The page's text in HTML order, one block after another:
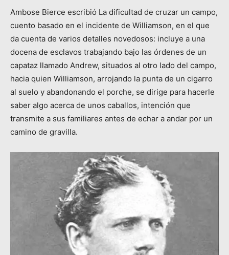
Ambose Bierce escribió La dificultad de cruzar un campo,
cuento basado en el incidente de Williamson, en el que
da cuenta de varios detalles novedosos: incluye a una
docena de esclavos trabajando bajo las órdenes de un
capataz llamado Andrew, situados al otro lado del campo,
hacia quien Williamson, arrojando la punta de un cigarro
al suelo y abandonando el porche, se dirige para hacerle
saber algo acerca de unos caballos, intención que
transmite a sus familiares antes de echar a andar por un
camino de gravilla.